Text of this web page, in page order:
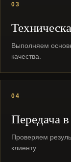
03
Выполняем
качества.
04
Передача
Проверяем
клиенту.